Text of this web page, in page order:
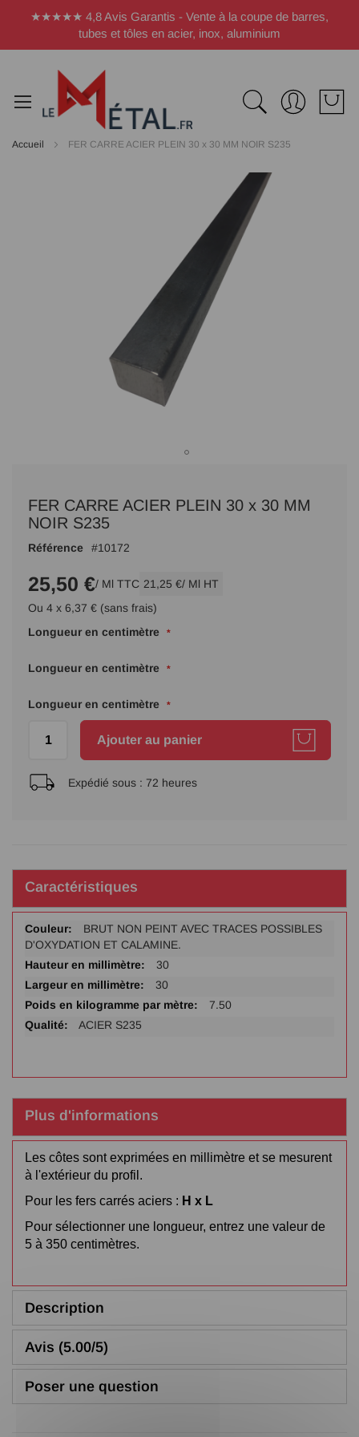
★★★★★ 4,8 Avis Garantis - Vente à la coupe de barres,
tubes et tôles en acier, inox, aluminium
Accueil FER CARRE ACIER PLEIN 30 x 30 MM NOIR S235
début
Galerie
FER CARRE ACIER PLEIN 30 x 30 MM
NOIR S235
Référence 10172
25,50 €/ Ml TTC 21,25 €/ Ml HT
Ou 4 x 6,37 € (sans frais)
Longueur en centimètre
Longueur en centimètre
Longueur en centimètre
Ajouter au panier
Expédié sous : 72 heures
Caractéristiques
Plus
d'infos
BRUT NON PEINT AVEC TRACES POSSIBLES
D'OXYDATION ET CALAMINE.
30
30
7.50
ACIER S235
Plus d'informations
Les côtes sont exprimées en millimètre et se mesurent
à l'extérieur du profil.
Pour les fers carrés aciers : H x L
Pour sélectionner une longueur, entrez une valeur de
5 à 350 centimètres.
Description
Avis (5.00/5)
Poser une question